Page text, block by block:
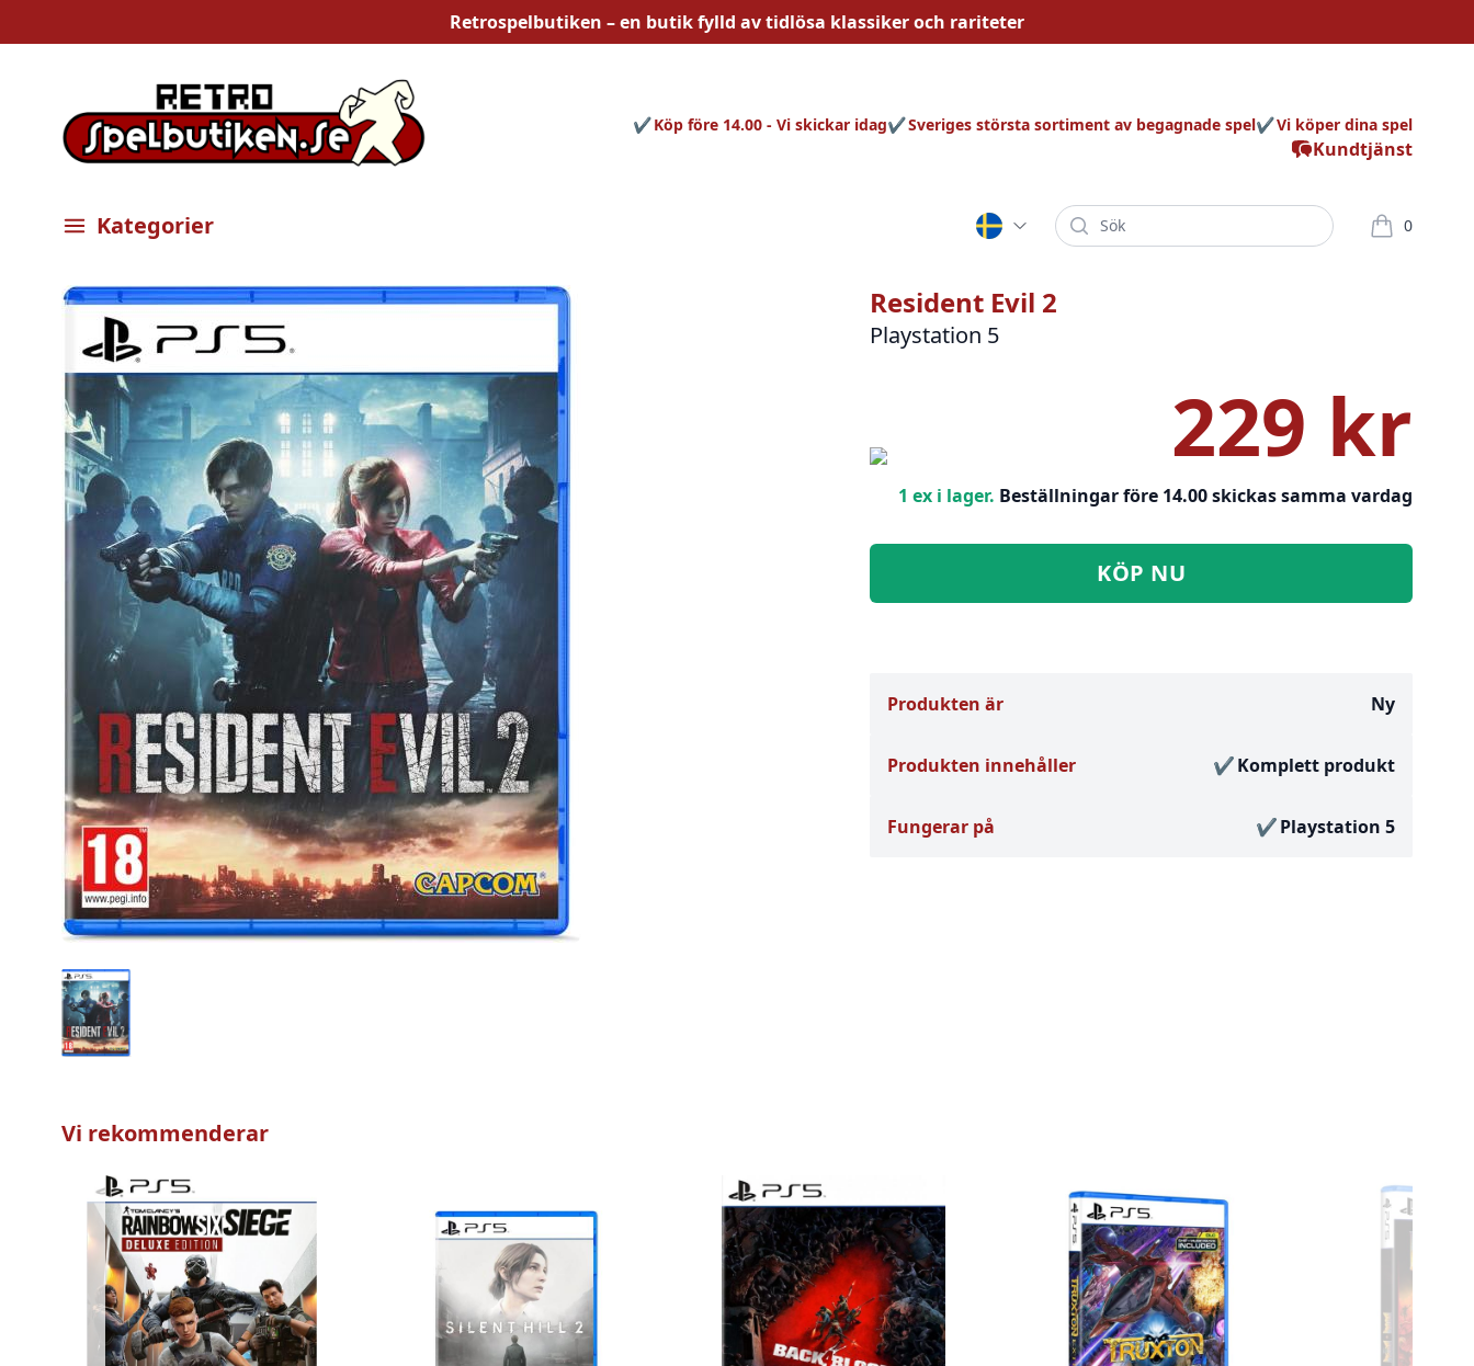
Retrospelbutiken – en butik fylld avtidlösa klassiker och rariteter
Kundtjänst
Köp före 14.00 - Vi skickar idag Sveriges största sortiment av begagnade spel Vi köper dina spel
Öppna meny
Kategorier Sök 0
varor i
Resident Evil 2
Playstation 5
Bilder
229 kr
1 ex i lager. Beställningar före 14.00 skickas samma vardag
KÖP NU
Produkten är Ny
Produkten innehåller Komplett produkt
Fungerar på Playstation 5
Vi rekommenderar